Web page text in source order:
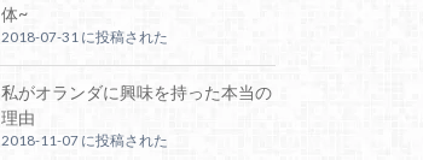
体~
2018-07-31 に投稿された
私がオランダに興味を持った本当の
理由
2018-11-07 に投稿された